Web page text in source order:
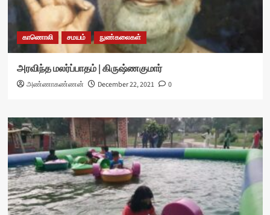
காணொலி சமயம் நுண்கலைகள்
அரவிந்த மலர்ப்பாதம் | கிருஷ்ணகுமார்
அண்ணாகண்ணன் December 22, 2021 0